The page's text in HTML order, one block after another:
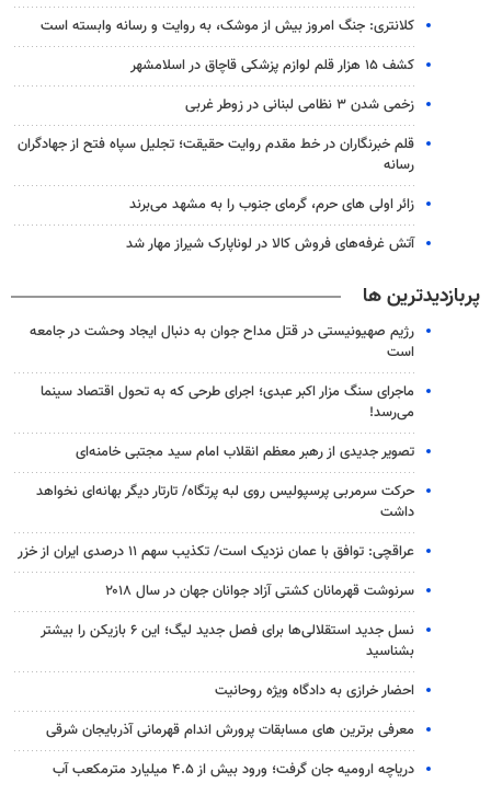
کلانتری: جنگ امروز بیش از موشک، به روایت و رسانه وابسته است
کشف ۱۵ هزار قلم لوازم پزشکی قاچاق در اسلامشهر
زخمی شدن ۳ نظامی لبنانی در زوطر غربی
قلم خبرنگاران در خط مقدم روایت حقیقت؛ تجلیل سپاه فتح از جهادگران
رسانه
زائر اولی های حرم، گرمای جنوب را به مشهد می‌برند
آتش غرفه‌های فروش کالا در لوناپارک شیراز مهار شد
پربازدیدترین ها
رژیم صهیونیستی در قتل مداح جوان به دنبال ایجاد وحشت در جامعه
است
ماجرای سنگ مزار اکبر عبدی؛ اجرای طرحی که به تحول اقتصاد سینما
می‌رسد!
تصویر جدیدی از رهبر معظم انقلاب امام سید مجتبی خامنه‌ای
حرکت سرمربی پرسپولیس روی لبه پرتگاه/ تارتار دیگر بهانه‌ای نخواهد
داشت
عراقچی: توافق با عمان نزدیک است/ تکذیب سهم ۱۱ درصدی ایران از خزر
سرنوشت قهرمانان کشتی آزاد جوانان جهان در سال ۲۰۱۸
نسل جدید استقلالی‌ها برای فصل جدید لیگ؛ این ۶ بازیکن را بیشتر
بشناسید
احضار خرازی به دادگاه ویژه روحانیت
معرفی برترین های مسابقات پرورش اندام قهرمانی آذربایجان شرقی
دریاچه ارومیه جان گرفت؛ ورود بیش از ۴.۵ میلیارد مترمکعب آب